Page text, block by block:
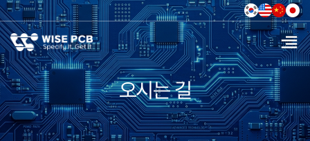
오시는 길